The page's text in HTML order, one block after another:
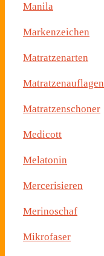
Manila
Markenzeichen
Matratzenarten
Matratzenauflagen
Matratzenschoner
Medicott
Melatonin
Mercerisieren
Merinoschaf
Mikrofaser